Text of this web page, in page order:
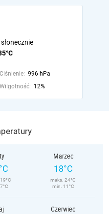
Ciśnienie: 996 hPa
Wilgotność: 12%
Marzec
18°C
maks. 24°C
min. 11°C
Czerwiec